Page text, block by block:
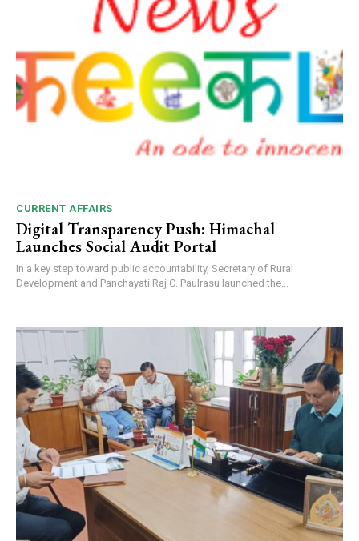
CURRENT AFFAIRS
Digital Transparency Push: Himachal
Launches Social Audit Portal
In a key step toward public accountability, Secretary of Rural
Development and Panchayati Raj C. Paulrasu launched the...